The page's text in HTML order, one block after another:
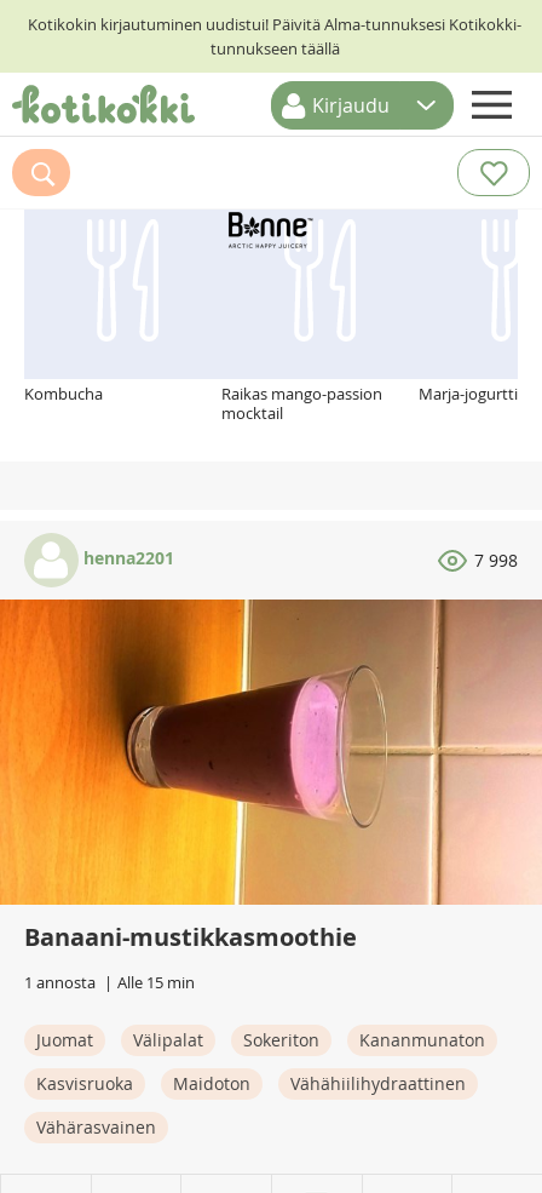
Kotikokin kirjautuminen uudistui! Päivitä Alma-tunnuksesi Kotikokki-
tunnukseen täällä
ETUSIVU
RESEPTIHAKU
Kirjaudu
Suosittelemme myös
Kombucha
Raikas mango-passion
mocktail
Marja-
henna2201 7 998
Banaani-mustikkasmoothie
1 annosta Alle 15 min
Juomat Välipalat Sokeriton
Kananmunaton
Kasvisruoka
Maidoton
Vähähiilihydraattinen
Vähärasvainen